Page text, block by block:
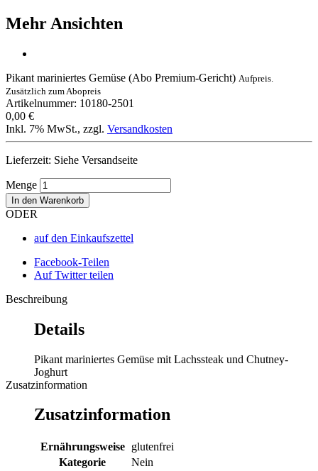
Mehr Ansichten
Pikant mariniertes Gemüse (Abo Premium-Gericht) Aufpreis.
Zusätzlich zum Abopreis
Artikelnummer: 10180-2501
0,00 €
Inkl. 7% MwSt., zzgl. Versandkosten
Lieferzeit: Siehe Versandseite
Menge
In den Warenkorb
ODER
auf den Einkaufszettel
Facebook-Teilen
Auf Twitter teilen
Beschreibung
Details
Pikant mariniertes Gemüse mit Lachssteak und Chutney-
Joghurt
Zusatzinformation
Zusatzinformation
Ernährungsweise
glutenfrei
Kategorie
Nein